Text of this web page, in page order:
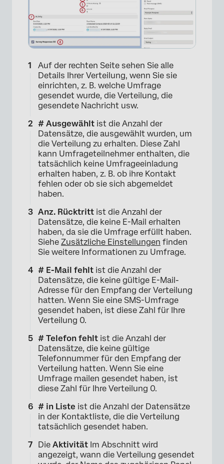
×
Auf der rechten Seite sehen Sie alle
Details Ihrer Verteilung, wenn Sie sie
einrichten, z. B. welche Umfrage
gesendet wurde, die Verteilung, die
gesendete Nachricht usw.
# Ausgewählt ist die Anzahl der
Datensätze, die ausgewählt wurden, um
die Verteilung zu erhalten. Diese Zahl
kann Umfrageteilnehmer enthalten, die
tatsächlich keine Umfrageeinladung
erhalten haben, z. B. ob ihre Kontakt
fehlen oder ob sie sich abgemeldet
haben.
Anz. Rücktritt ist die Anzahl der
Datensätze, die keine E-Mail erhalten
haben, da sie die Umfrage erfüllt haben.
Siehe Zusätzliche Einstellungen finden
Sie weitere Informationen zu Umfrage.
# E-Mail fehlt ist die Anzahl der
Datensätze, die keine gültige E-Mail-
Adresse für den Empfang der Verteilung
hatten. Wenn Sie eine SMS-Umfrage
gesendet haben, ist diese Zahl für Ihre
Verteilung 0.
# Telefon fehlt ist die Anzahl der
Datensätze, die keine gültige
Telefonnummer für den Empfang der
Verteilung hatten. Wenn Sie eine
Umfrage mailen gesendet haben, ist
diese Zahl für Ihre Verteilung 0.
# in Liste ist die Anzahl der Datensätze
in der Kontaktliste, die die Verteilung
tatsächlich gesendet haben.
Die Aktivität Im Abschnitt wird
angezeigt, wann die Verteilung gesendet